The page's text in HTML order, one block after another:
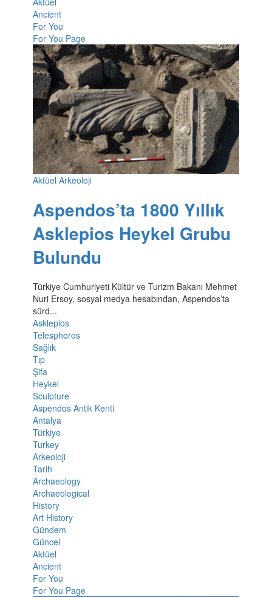
Ancient
For You
For You Page
Aktüel Arkeoloji
Aspendos’ta 1800 Yıllık
Asklepios Heykel Grubu
Bulundu
Türkiye Cumhuriyeti Kültür ve Turizm Bakanı Mehmet
Nuri Ersoy, sosyal medya hesabından, Aspendos’ta
sürd...
Asklepios
Telesphoros
Sağlık
Tıp
Şifa
Heykel
Sculpture
Aspendos Antik Kenti
Antalya
Türkiye
Turkey
Arkeoloji
Tarih
Archaeology
Archaeological
History
Art History
Gündem
Güncel
Aktüel
Ancient
For You
For You Page